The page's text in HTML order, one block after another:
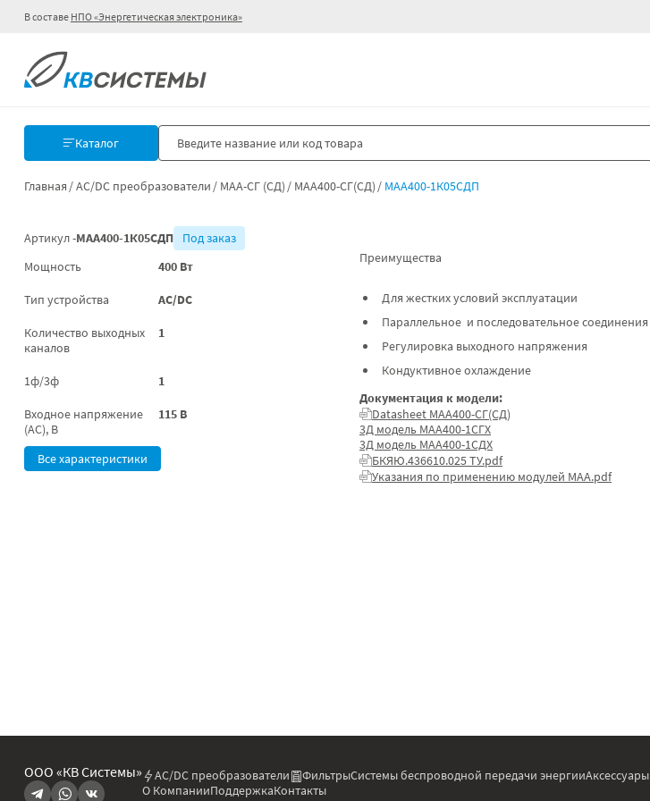
В составе НПО «Энергетическая электроника»
Каталог
Главная AC/DC преобразователи МАА-СГ (СД) МАА400-СГ(СД) МАА400-1К05СДП
Артикул -МАА400-1К05СДП
Под заказ
Мощность
400 Вт
Тип устройства AC/DC
Количество выходных
каналов
1
1ф/3ф 1
Входное напряжение
(AC), В
115 В
Все характеристики
Преимущества
Для жестких условий эксплуатации
Параллельное и последовательное соединения
Регулировка выходного напряжения
Кондуктивное охлаждение
Документация к модели:
Datasheet МАА400-СГ(СД)
3Д модель МАА400-1СГХ
3Д модель МАА400-1СДХ
БКЯЮ.436610.025 ТУ.pdf
Указания по применению модулей МАА.pdf
ООО «КВ Системы» AC/DC преобразователи ФильтрыСистемы беспроводной передачи энергииАксессуары
О КомпанииПоддержкаКонтакты